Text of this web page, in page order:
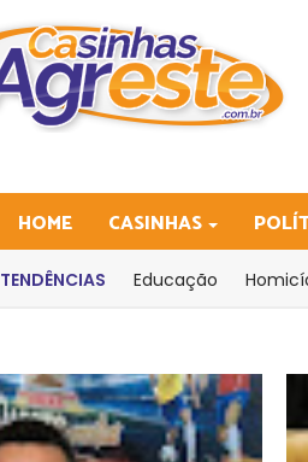
HOME CASINHAS
TENDÊNCIAS Educação